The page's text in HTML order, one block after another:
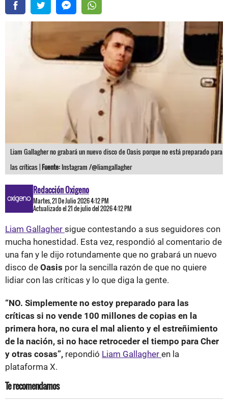
Liam Gallagher no grabará un nuevo disco de Oasis porque no está preparado para
las críticas |Fuente: Instagram /@liamgallagher
Redacción Oxigeno
Martes, 21 De Julio 2026 4:12 PM
Actualizado el 21 de julio del 2026 4:12 PM
Liam Gallagher sigue contestando a sus seguidores con
mucha honestidad. Esta vez, respondió al comentario de
una fan y le dijo rotundamente que no grabará un nuevo
disco de Oasis por la sencilla razón de que no quiere
lidiar con las críticas y lo que diga la gente.
“NO. Simplemente no estoy preparado para las
críticas si no vende 100 millones de copias en la
primera hora, no cura el mal aliento y el estreñimiento
de la nación, si no hace retroceder el tiempo para Cher
y otras cosas”, repondió Liam Gallagher en la
plataforma X.
Te recomendamos